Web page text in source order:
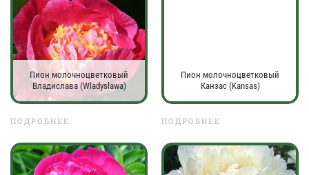
Пион молочноцветковый
Владислава (Wladyslawa)
ПОДРОБНЕЕ
Пион молочноцветковый
Канзас (Kansas)
ПОДРОБНЕЕ